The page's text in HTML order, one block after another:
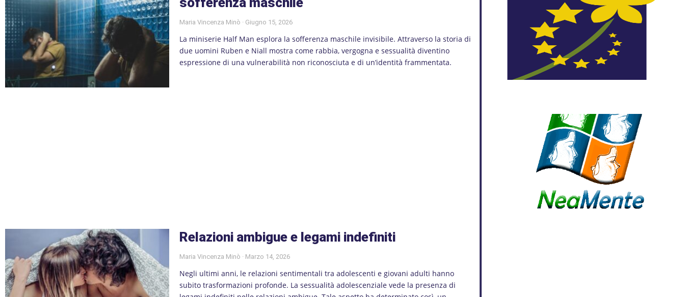
Maria Vincenza Minò Giugno 15, 2026
La miniserie Half Man esplora la sofferenza maschile invisibile. Attraverso la storia di
due uomini Ruben e Niall mostra come rabbia, vergogna e sessualità diventino
espressione di una vulnerabilità non riconosciuta e di un’identità frammentata.
Relazioni ambigue e legami indefiniti
Maria Vincenza Minò Marzo 14, 2026
Negli ultimi anni, le relazioni sentimentali tra adolescenti e giovani adulti hanno
subito trasformazioni profonde. La sessualità adolescenziale vede la presenza di